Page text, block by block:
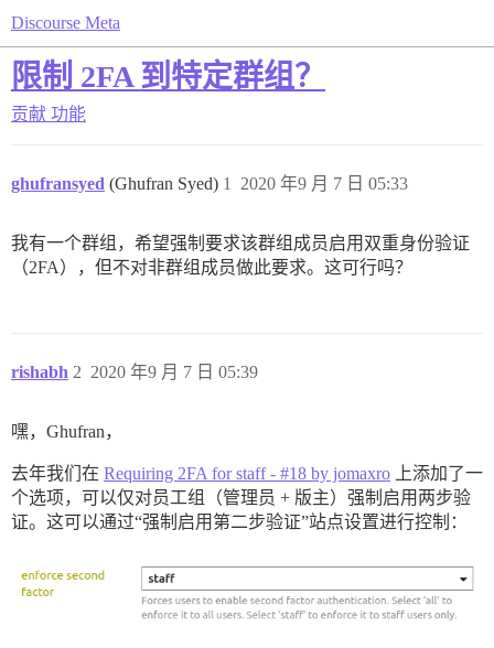
Discourse Meta
限制 2FA 到特定群组？
贡献 功能
ghufransyed (Ghufran Syed) 2020 年9 月 7 日 05:33
1
我有一个群组，希望强制要求该群组成员启用双重身份验证
（2FA），但不对非群组成员做此要求。这可行吗？
rishabh 2020 年9 月 7 日 05:39
2
嘿，Ghufran，
去年我们在 Requiring 2FA for staff - #18 by jomaxro 上添加了一
个选项，可以仅对员工组（管理员 + 版主）强制启用两步验
证。这可以通过“强制启用第二步验证”站点设置进行控制：